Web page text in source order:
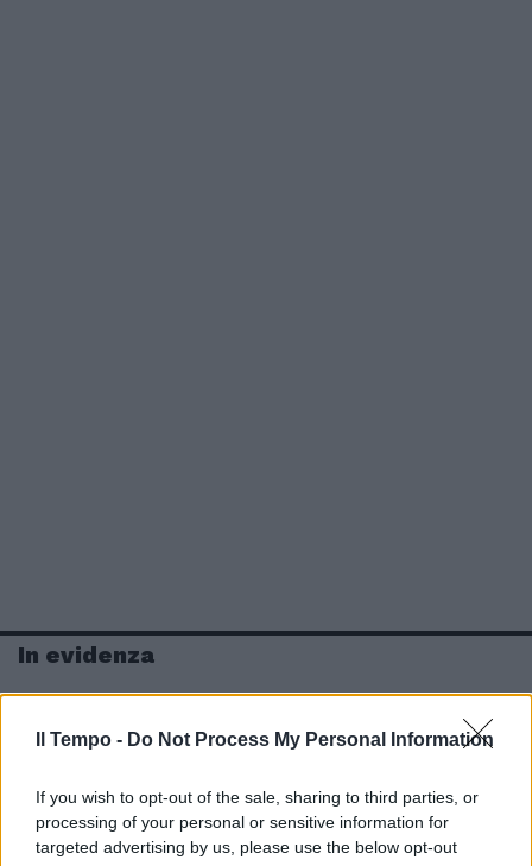
Il Tempo - Do Not Process My Personal Information
If you wish to opt-out of the sale, sharing to third parties, or
processing of your personal or sensitive information for
targeted advertising by us, please use the below opt-out
In evidenza